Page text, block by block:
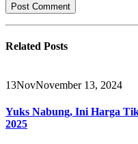
Related Posts
13NovNovember 13, 2024
Yuks Nabung, Ini Harga
2025